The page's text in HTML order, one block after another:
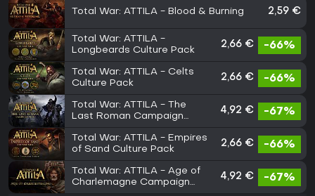
Total War: ATTILA - Blood & Burning 2,59 €
Total War: ATTILA -
Longbeards Culture Pack
2,66 € -66%
Total War: ATTILA - Celts
Culture Pack
2,66 € -66%
Total War: ATTILA - The
Last Roman Campaign
4,92 € -67%
Total War: ATTILA - Empires
of Sand Culture Pack
2,66 € -66%
Total War: ATTILA - Age of
Charlemagne Campaign
4,92 € -67%